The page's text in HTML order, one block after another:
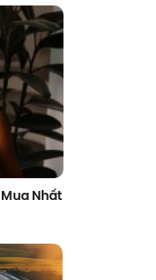
Nhất